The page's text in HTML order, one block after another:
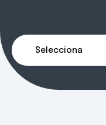
Selecciona